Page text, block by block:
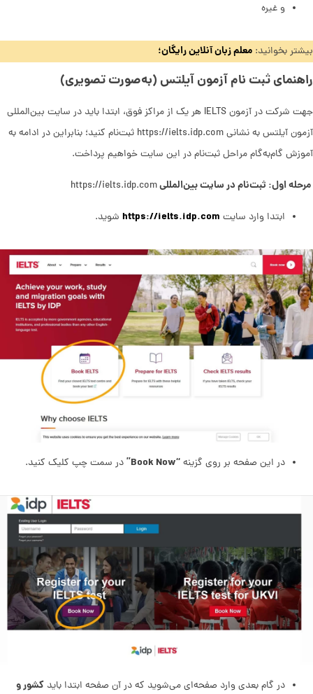
و غیره
بیشتر بخوانید: معلم زبان آنلاین رایگان؛
راهنمای ثبت نام آزمون آیلتس (به‌صورت تصویری)
جهت شرکت در آزمون IELTS هر یک از مراکز فوق، ابتدا باید در سایت بین‌المللی
آزمون آیلتس به نشانی https://ielts.idp.com ثبت‌نام کنید؛ بنابراین در ادامه به
آموزش گام‌به‌گام مراحل ثبت‌نام در این سایت خواهیم پرداخت.
مرحله اول: ثبت‌نام در سایت بین‌المللیhttps://ielts.idp.com
ابتدا وارد سایت https://ielts.idp.com شوید.
در این صفحه بر روی گزینه“Book Now” در سمت چپ کلیک کنید.
در گام بعدی وارد صفحه‌ای می‌شوید که در آن صفحه ابتدا باید کشور و